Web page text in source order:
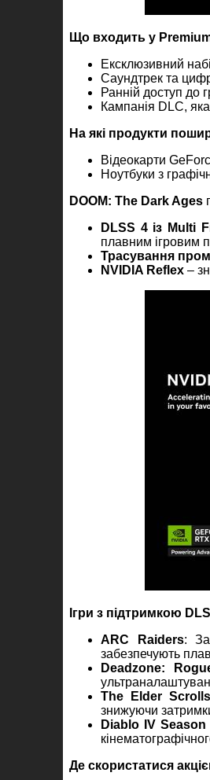
Що входить у
Ексклюзивний
Саундтрек та
Ранній доступ до
Кампанія DLC,
На які продукти
Відеокарти
Ноутбуки з
DOOM: The Dark Ages
DLSS 4 із Multi
плавним ігровим
Трасування
NVIDIA Reflex –
Ігри з підтримкою
ARC Raiders:
забезпечують
Deadzone:
The Elder
знижуючи
Diablo IV Season
Де скористатися